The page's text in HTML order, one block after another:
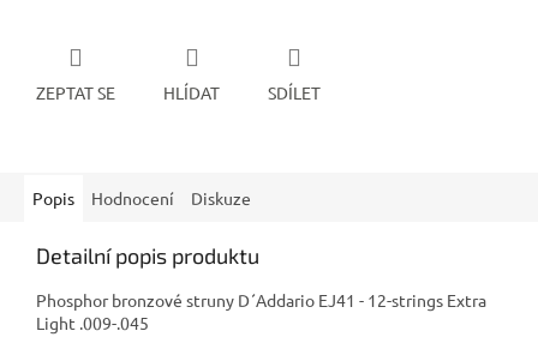
ZEPTAT SE HLÍDAT SDÍLET
Popis Hodnocení Diskuze
Detailní popis produktu
Phosphor bronzové struny D´Addario EJ41 - 12-strings Extra
Light .009-.045